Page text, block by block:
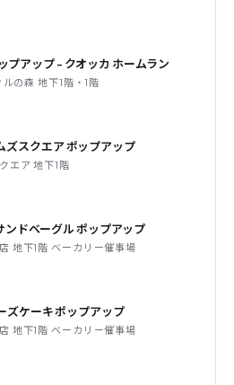
プアップ - クオッカ ホームラン
の森 地下1階・1階
ズスクエア ポップアップ
エア 地下1階
ンドベーグル ポップアップ
地下1階 ベーカリー催事場
ズケーキ ポップアップ
地下1階 ベーカリー催事場